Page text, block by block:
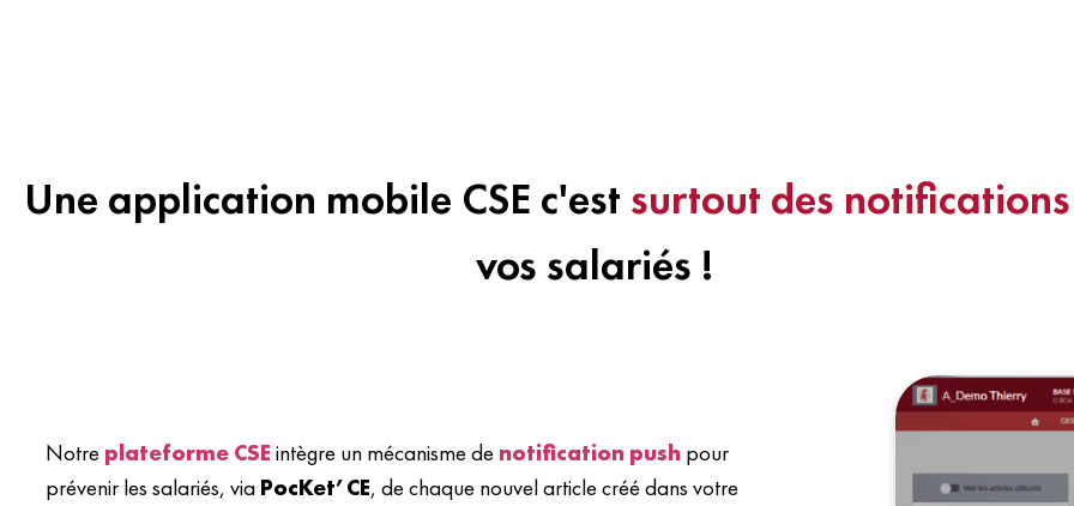
Une application mobile CSE c'est surtout des notifications
vos salariés !
Notre plateforme CSE intègre un mécanisme de notification push pour
prévenir les salariés, via PocKet’CE, de chaque nouvel article créé dans votre